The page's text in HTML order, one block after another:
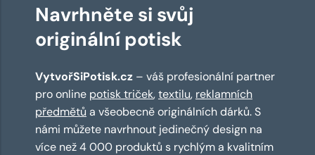
Navrhněte si svůj
originální potisk
VytvořSiPotisk.cz – váš profesionální partner
pro online potisk triček,textilu, reklamních
předmětů a všeobecně originálních dárků. S
námi můžete navrhnout jedinečný design na
více než 4 000 produktů s rychlým a kvalitním